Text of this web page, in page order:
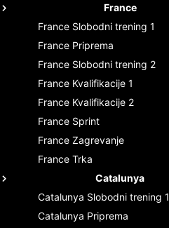
France
France Slobodni trening 1
France Priprema
France Slobodni trening 2
France Kvalifikacije 1
France Kvalifikacije 2
France Sprint
France Zagrevanje
France Trka
Catalunya
Catalunya Slobodni trening 1
Catalunya Priprema